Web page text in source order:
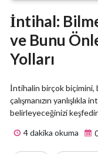
İntihal:
ve Bunu
Yolları
İntihalin birçok biçimini,
çalışmanızın
belirleyeceğinizi
4 dakika okuma